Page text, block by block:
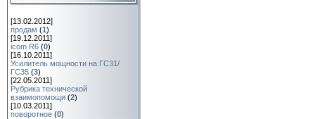
[13.02.2012]
продам (1)
[19.12.2011]
icom R6 (0)
[16.10.2011]
Усилитель мощности на ГС31/
ГС35 (3)
[22.05.2011]
Рубрика технической
взаимопомощи (2)
[10.03.2011]
поворотное (0)